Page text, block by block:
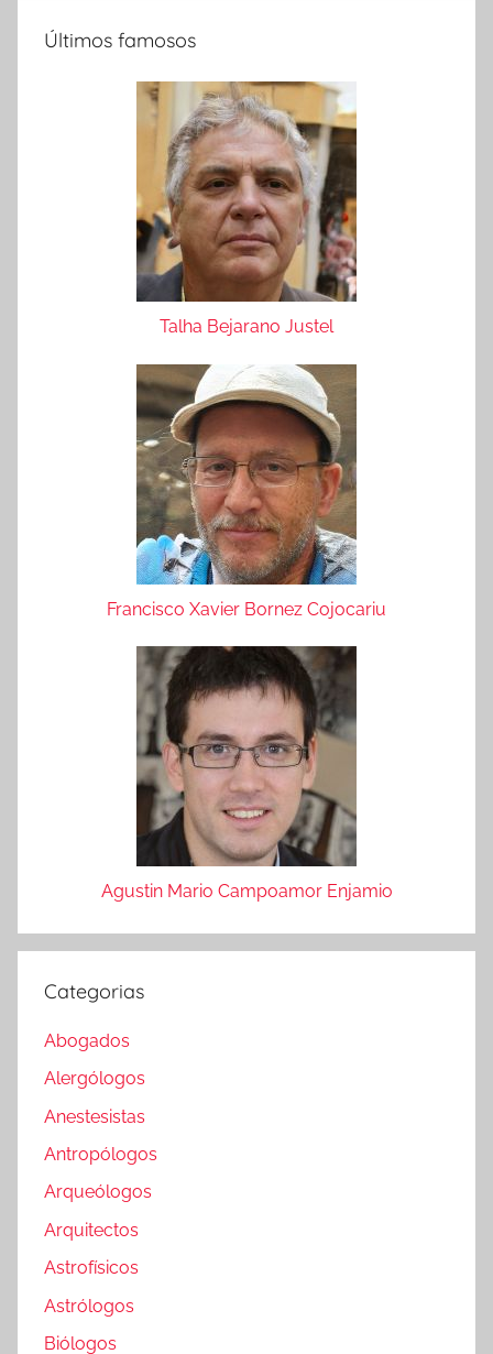
Últimos famosos
Talha Bejarano Justel
Francisco Xavier Bornez Cojocariu
Agustin Mario Campoamor Enjamio
Categorias
Abogados
Alergólogos
Anestesistas
Antropólogos
Arqueólogos
Arquitectos
Astrofísicos
Astrólogos
Biólogos